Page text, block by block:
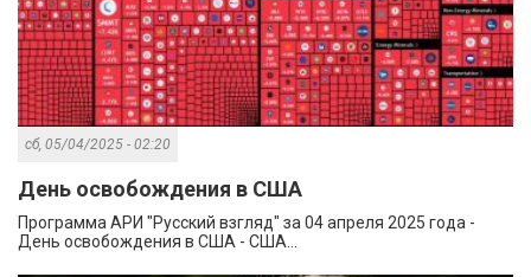
сб, 05/04/2025 - 02:20
День освобождения в США
Программа АРИ "Русский взгляд" за 04 апреля 2025 года -
День освобождения в США - США...